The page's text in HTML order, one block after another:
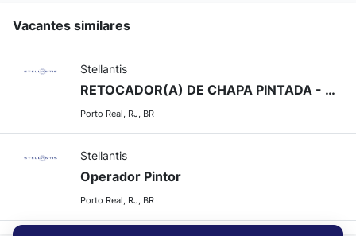
Vacantes similares
Stellantis
RETOCADOR(A) DE CHAPA PINTADA - MARTELINHO DE OURO
Porto Real, RJ, BR
Stellantis
Operador Pintor
Porto Real, RJ, BR